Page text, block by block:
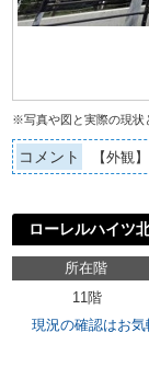
※写真や図と実際の現状
コメント 【外観
ローレルハイツ
所在階
11階
現況の確認はお気